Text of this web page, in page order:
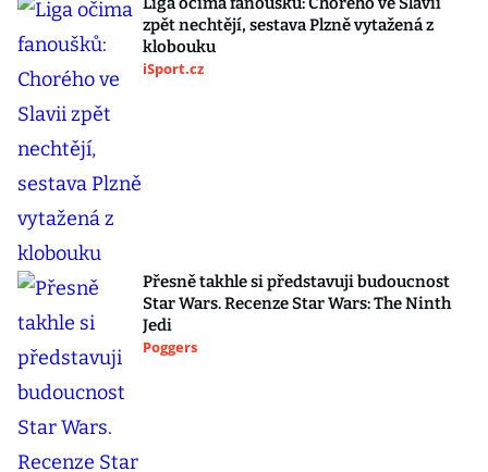
zpět nechtějí, sestava Plzně vytažená z
klobouku
iSport.cz
Přesně takhle si představuji budoucnost
Star Wars. Recenze Star Wars: The Ninth
Jedi
Poggers